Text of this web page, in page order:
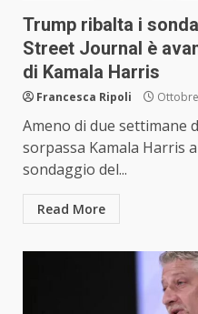
Trump ribalta i
Street Journal è
di Kamala Harris
Francesca Ripoli
Ameno di due settimane
sorpassa Kamala Harris
sondaggio del...
Read More